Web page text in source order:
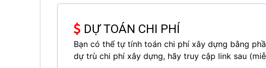
DỰ TOÁN CHI PHÍ
Bạn có thể tự tính toán chi phí xây dựng bằng
dự trù chi phí xây dựng, hãy truy cập link sau